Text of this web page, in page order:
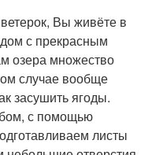
Вы живёте в
с прекрасным
озера множество
случае вообще
засушить ягоды.
с помощью
листы